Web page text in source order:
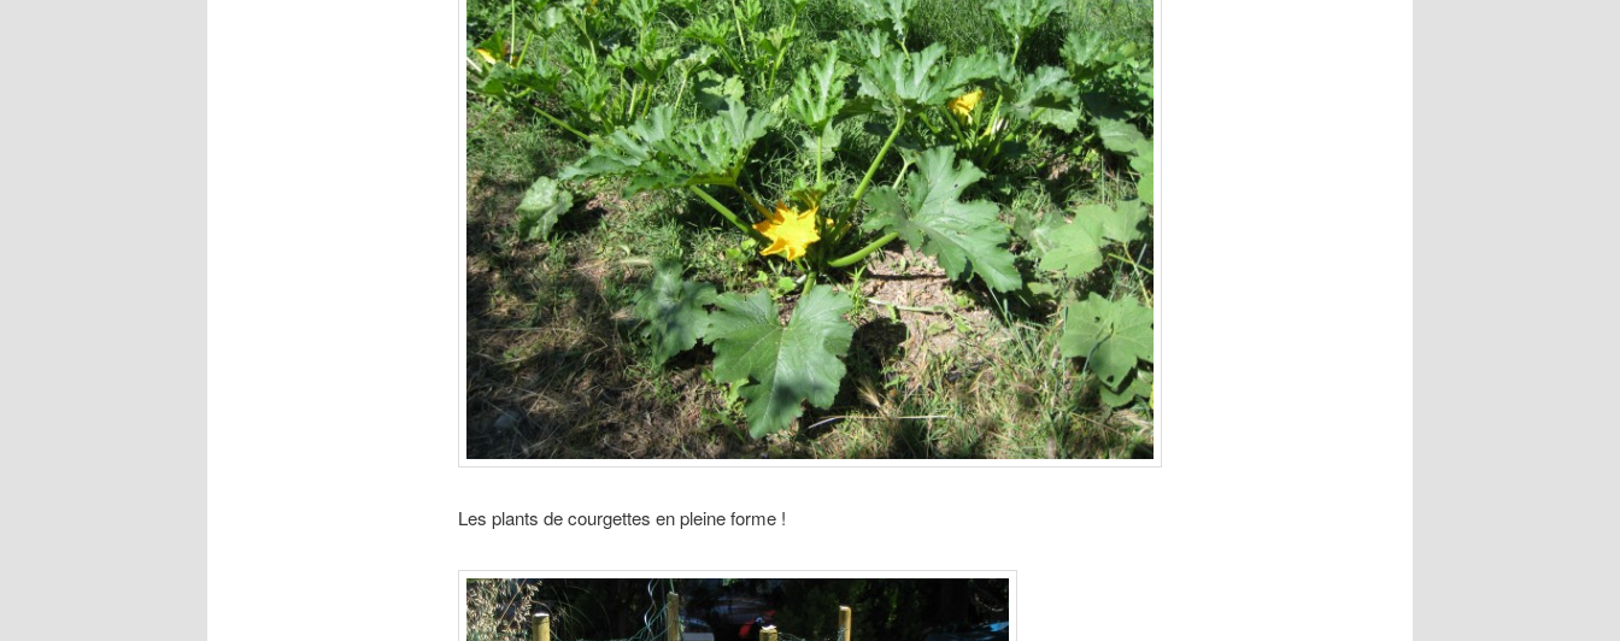
Les plants de courgettes en pleine forme !